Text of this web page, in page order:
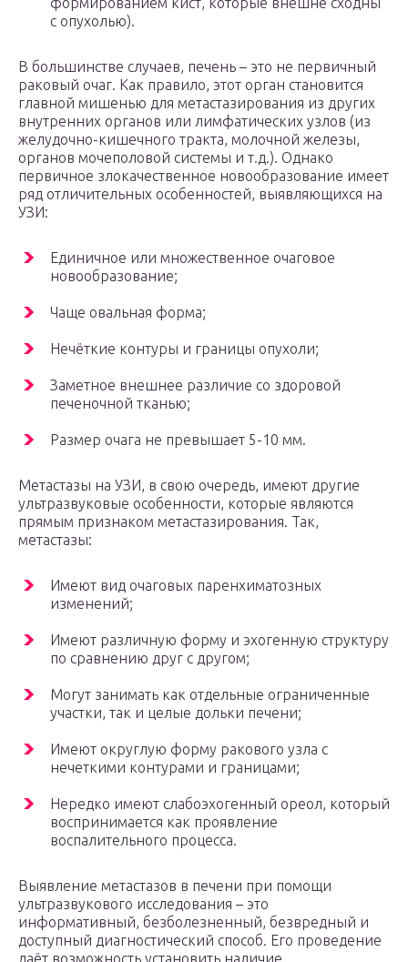
с опухолью).
В большинстве случаев, печень – это не первичный
раковый очаг. Как правило, этот орган становится
главной мишенью для метастазирования из других
внутренних органов или лимфатических узлов (из
желудочно-кишечного тракта, молочной железы,
органов мочеполовой системы и т.д.). Однако
первичное злокачественное новообразование имеет
ряд отличительных особенностей, выявляющихся на
УЗИ:
Единичное или множественное очаговое
новообразование;
Чаще овальная форма;
Нечёткие контуры и границы опухоли;
Заметное внешнее различие со здоровой
печеночной тканью;
Размер очага не превышает 5-10 мм.
Метастазы на УЗИ, в свою очередь, имеют другие
ультразвуковые особенности, которые являются
прямым признаком метастазирования. Так,
метастазы:
Имеют вид очаговых паренхиматозных
изменений;
Имеют различную форму и эхогенную структуру
по сравнению друг с другом;
Могут занимать как отдельные ограниченные
участки, так и целые дольки печени;
Имеют округлую форму ракового узла с
нечеткими контурами и границами;
Нередко имеют слабоэхогенный ореол, который
воспринимается как проявление
воспалительного процесса.
Выявление метастазов в печени при помощи
ультразвукового исследования – это
информативный, безболезненный, безвредный и
доступный диагностический способ. Его проведение
даёт возможность установить наличие